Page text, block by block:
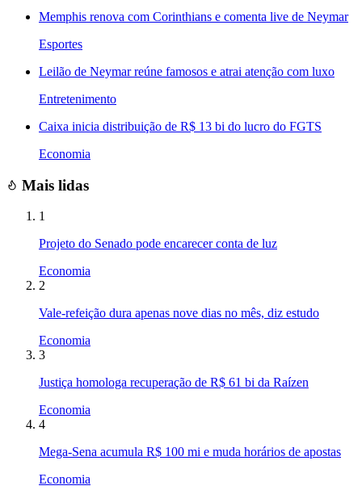
Memphis renova com Corinthians e comenta live de Neymar
Esportes
Leilão de Neymar reúne famosos e atrai atenção com luxo
Entretenimento
Caixa inicia distribuição de R$ 13 bi do lucro do FGTS
Economia
Mais lidas
1
Projeto do Senado pode encarecer conta de luz
Economia
2
Vale-refeição dura apenas nove dias no mês, diz estudo
Economia
3
Justiça homologa recuperação de R$ 61 bi da Raízen
Economia
4
Mega-Sena acumula R$ 100 mi e muda horários de apostas
Economia